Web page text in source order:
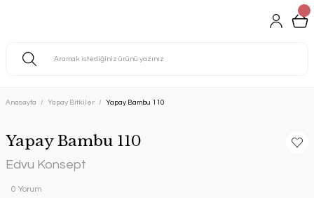
Anasayfa Yapay Bitkiler Yapay Bambu 110
Yapay Bambu 110
Edvu Konsept
0 Yorum